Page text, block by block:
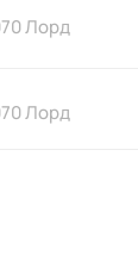
Лорд
Лорд